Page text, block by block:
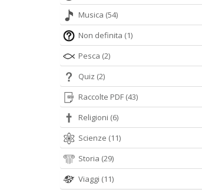
Musica (54)
Non definita (1)
Pesca (2)
Quiz (2)
Raccolte PDF (43)
Religioni (6)
Scienze (11)
Storia (29)
Viaggi (11)